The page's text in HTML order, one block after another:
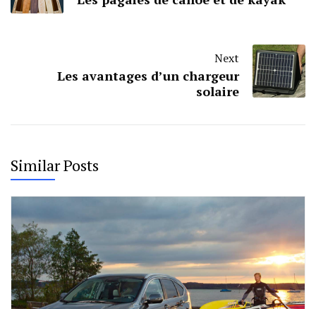
Next
Les avantages d’un chargeur
solaire
Similar Posts